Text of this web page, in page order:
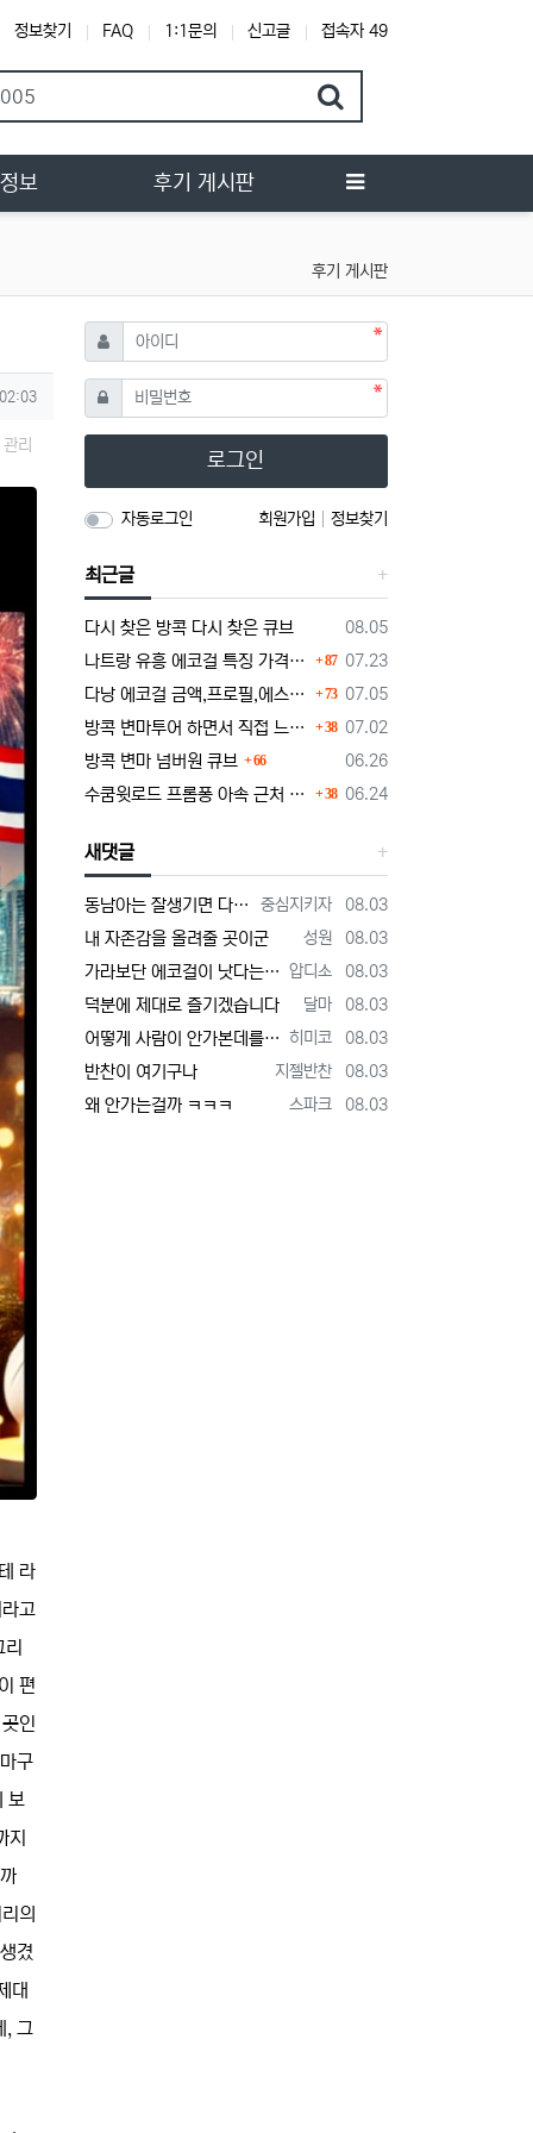
정보찾기 FAQ 1:1문의 신고글 접속자 49
보 후기 게시판
후기 게시판
관리
라
고
편
인
구
보
지
의
겼
대
, 그
아이디 필수
비밀번호필수
로그인
자동로그인 회원가입 정보찾기
최근글
등록일
08.05
다시 찾은 방콕 다시 찾은 큐브
등록일
07.23
나트랑 유흥 에코걸 특징 가격 단점부터 마사지 가라오케 알아보기
댓글
87
등록일
07.05
다낭 에코걸 금액,프로필,에스코트 비즈니스의 정석
댓글
73
등록일
07.02
방콕 변마투어 하면서 직접 느낀 장단점 및 1인가격 소개
댓글
38
등록일
06.26
방콕 변마 넘버원 큐브 66
등록일
06.24
수쿰윗로드 프롬퐁 아속 근처 변마에대한 정보글
댓글
38
새댓글
등록자
중심지키자 등록일
08.03
동남아는 잘생기면 다해주던데 ㅋ
등록자
성원 등록일
08.03
내 자존감을 올려줄 곳이군
등록자
압디소 등록일
08.03
가라보단 에코걸이 낫다는 주위
등록자
달마 등록일
08.03
덕분에 제대로 즐기겠습니다
등록자
히미코 등록일
08.03
어떻게 사람이 안가본데를 평가할까 저는 가볼게요
등록자
지젤반찬 등록일
08.03
반찬이 여기구나
등록자
스파크 등록일
08.03
왜 안가는걸까 ㅋㅋㅋ